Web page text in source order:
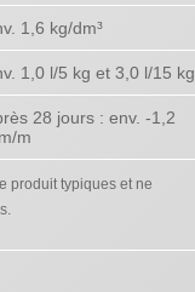
1,6 kg/dm³
1,0 l/5 kg et 3,0 l/15 kg
28 jours : env. -1,2
m
produit typiques et ne